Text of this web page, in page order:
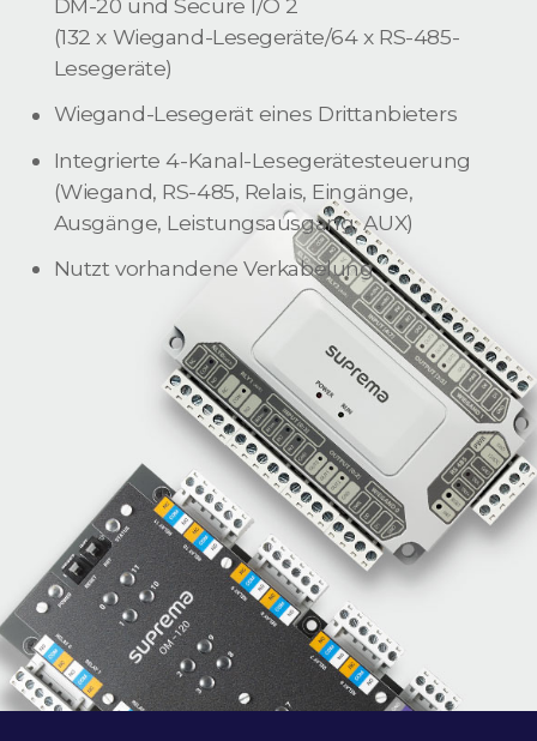
DM-20 und Secure I/O 2
(132 x Wiegand-Lesegeräte/64 x RS-485-
Lesegeräte)
Wiegand-Lesegerät eines Drittanbieters
Integrierte 4-Kanal-Lesegerätesteuerung
(Wiegand, RS-485, Relais, Eingänge,
Ausgänge, Leistungsausgang, AUX)
Nutzt vorhandene Verkabelung